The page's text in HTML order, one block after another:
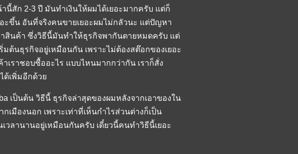
นี้สัก 2-3 ปี มันทำเงินให้ผมได้เยอะมากครับ แต่ก็
ะขึ้น อันที่จริงคนขายเยอะผมไม่กลัวนะ แต่ปัญหา
าสินค้า ซึ่งวิธีนี้มันทำให้ธุรกิจพากันตายหมดครับ แต่
มต้นธุรกิจอยู่เหมือนกัน เพราะไม่ต้องสต๊อกของเยอะ
เราชอบซื้ออะไร แบบไหนมากกว่ากัน เราก็สั่ง
ด้เพิ่มอีกด้วย
เป็นต้น วิธีนี้ ธุรกิจล่าสุดของผมหลังจากเอาของใน
เมืองนอก เพราะเท่าที่เห็นกำไรส่วนต่างก็เป็น
วลานานอยู่เหมือนกันครับ เดี๋ยวนี้คนทำวิธีนี้เยอะ